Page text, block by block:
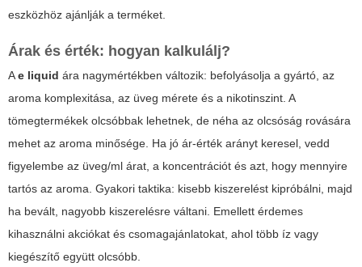
eszközhöz ajánlják a terméket.
Árak és érték: hogyan kalkulálj?
Ae liquid ára nagymértékben változik: befolyásolja a gyártó, az
aroma komplexitása, az üveg mérete és a nikotinszint. A
tömegtermékek olcsóbbak lehetnek, de néha az olcsóság rovására
mehet az aroma minősége. Ha jó ár-érték arányt keresel, vedd
figyelembe az üveg/ml árat, a koncentrációt és azt, hogy mennyire
tartós az aroma. Gyakori taktika: kisebb kiszerelést kipróbálni, majd
ha bevált, nagyobb kiszerelésre váltani. Emellett érdemes
kihasználni akciókat és csomagajánlatokat, ahol több íz vagy
kiegészítő együtt olcsóbb.